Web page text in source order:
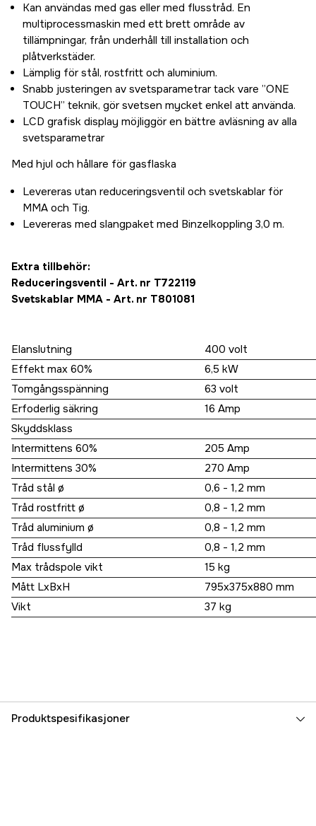
Kan användas med gas eller med flusstråd. En
multiprocessmaskin med ett brett område av
tillämpningar, från underhåll till installation och
plåtverkstäder.
Lämplig för stål, rostfritt och aluminium.
Snabb justeringen av svetsparametrar tack vare ”ONE
TOUCH” teknik, gör svetsen mycket enkel att använda.
LCD grafisk display möjliggör en bättre avläsning av alla
svetsparametrar
Med hjul och hållare för gasflaska
Levereras utan reduceringsventil och svetskablar för
MMA och Tig.
Levereras med slangpaket med Binzelkoppling 3,0 m.
Extra tillbehör:
Reduceringsventil - Art. nr T722119
Svetskablar MMA - Art. nr T801081
Elanslutning
400 volt
Effekt max 60%
6,5 kW
Tomgångsspänning
63 volt
Erfoderlig säkring
16 Amp
Skyddsklass
Intermittens 60%
205 Amp
Intermittens 30%
270 Amp
Tråd stål ø
0,6 - 1,2 mm
Tråd rostfritt ø
0,8 - 1,2 mm
Tråd aluminium ø
0,8 - 1,2 mm
Tråd flussfylld
0,8 - 1,2 mm
Max trådspole vikt
15 kg
Mått LxBxH
795x375x880 mm
Vikt
37 kg
Produktspesifikasjoner